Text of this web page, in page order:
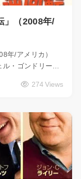
」（2008年/
年/アメリカ）
・ゴンドリー…
274 Views